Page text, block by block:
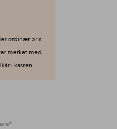
ordinær pris.
merket med
i kassen.